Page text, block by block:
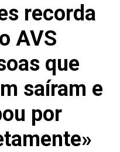
recorda
AVS
que
saíram e
por